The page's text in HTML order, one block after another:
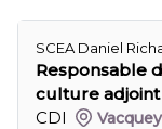
SCEA Daniel
Responsable
culture adjoint
CDI